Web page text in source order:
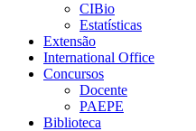
CIBio
Estatísticas
Extensão
International Office
Concursos
Docente
PAEPE
Biblioteca